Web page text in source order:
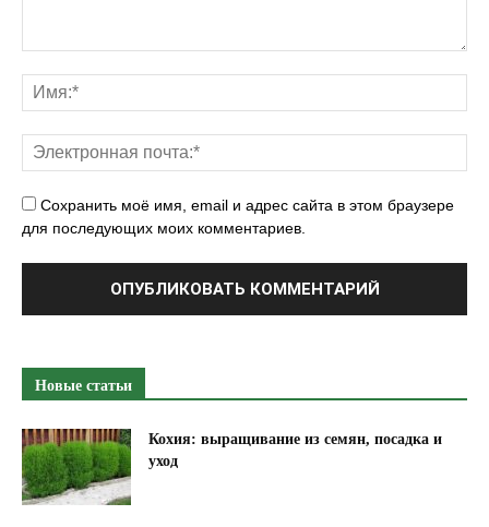
к
и
з
л
т
и
к
о
Сохранить моё имя, email и адрес сайта в этом браузере
для последующих моих комментариев.
Новые статьи
Кохия: выращивание из семян, посадка и
уход